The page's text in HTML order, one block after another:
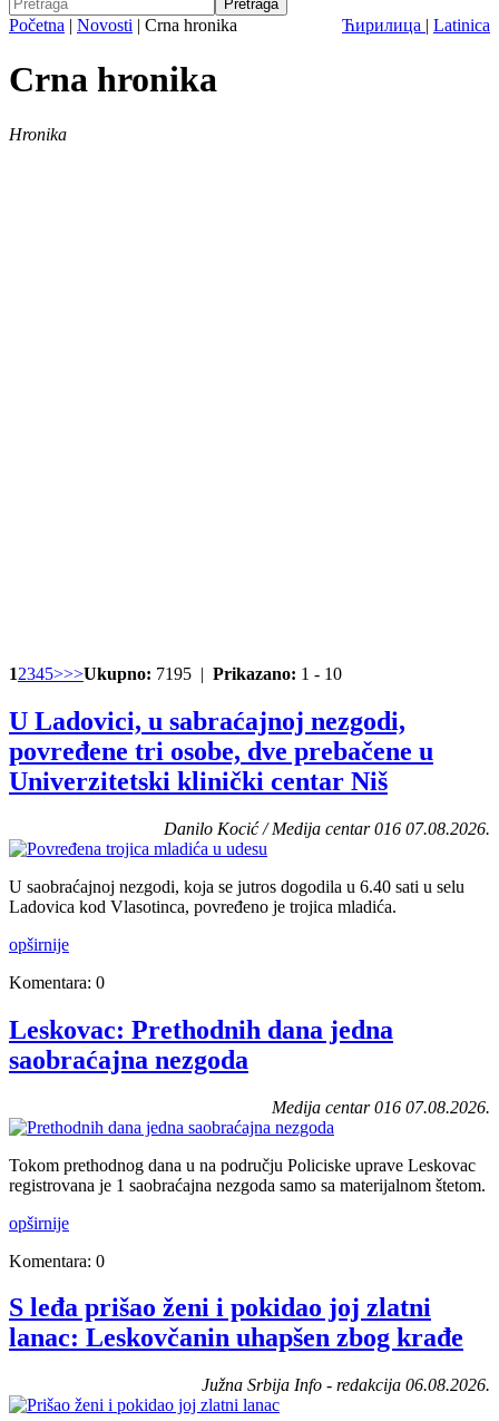
Ћирилица | Latinica
Početna | Novosti | Crna hronika
Crna hronika
Hronika
12345>>>Ukupno: 7195 | Prikazano: 1 - 10
U Ladovici, u sabraćajnoj nezgodi,
povređene tri osobe, dve prebačene u
Univerzitetski klinički centar Niš
Danilo Kocić / Medija centar 016 07.08.2026.
U saobraćajnoj nezgodi, koja se jutros dogodila u 6.40 sati u selu
Ladovica kod Vlasotinca, povređeno je trojica mladića.
opširnije
Komentara: 0
Leskovac: Prethodnih dana jedna
saobraćajna nezgoda
Medija centar 016 07.08.2026.
Tokom prethodnog dana u na području Policiske uprave Leskovac
registrovana je 1 saobraćajna nezgoda samo sa materijalnom štetom.
opširnije
Komentara: 0
S leđa prišao ženi i pokidao joj zlatni
lanac: Leskovčanin uhapšen zbog krađe
Južna Srbija Info - redakcija 06.08.2026.